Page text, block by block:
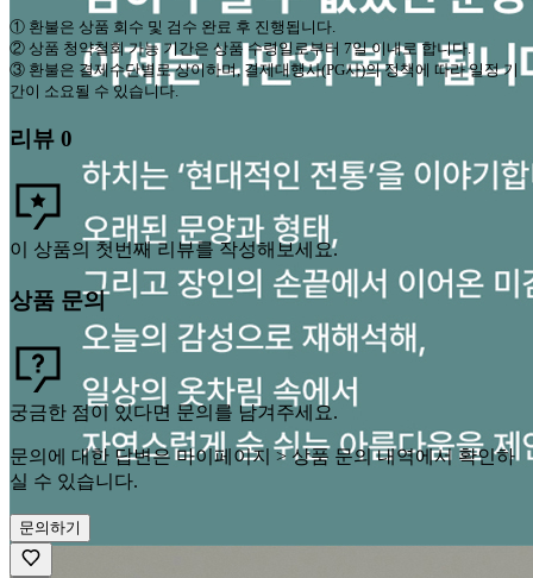
① 환불은 상품 회수 및 검수 완료 후 진행됩니다
② 상품 청약철회 가능 기간은 상품 수령일로부터 7일 이내로 합니다.
③ 환불은 결제수단별로 상이하며, 결제대행사(PG사)의 정책에 따라 일정 기
간이 소요될 수 있습니다.
리뷰 0
이 상품의 첫번째 리뷰를 작성해보세요.
상품 문의
궁금한 점이 있다면 문의를 남겨주세요.
문의에 대한 답변은 마이페이지 > 상품 문의 내역에서 확인하
실 수 있습니다.
문의하기